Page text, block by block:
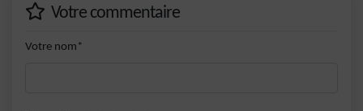
Votre commentaire
Votre nom*